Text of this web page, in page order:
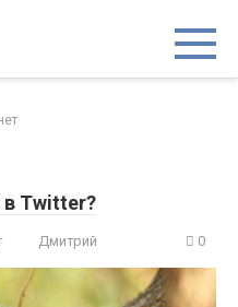
в Twitter?
Дмитрий 0